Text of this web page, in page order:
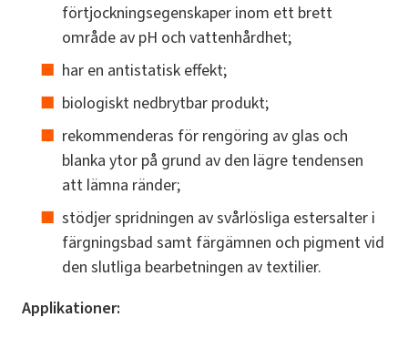
förtjockningsegenskaper inom ett brett
område av pH och vattenhårdhet;
har en antistatisk effekt;
biologiskt nedbrytbar produkt;
rekommenderas för rengöring av glas och
blanka ytor på grund av den lägre tendensen
att lämna ränder;
stödjer spridningen av svårlösliga estersalter i
färgningsbad samt färgämnen och pigment vid
den slutliga bearbetningen av textilier.
Applikationer: